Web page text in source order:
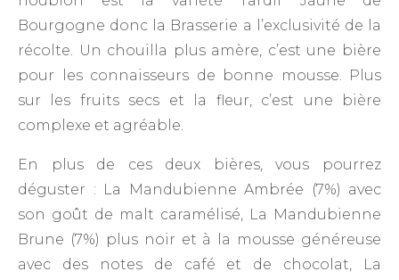
Bourgogne donc la Brasserie a l’exclusivité de la
récolte. Un chouilla plus amère, c’est une bière
pour les connaisseurs de bonne mousse. Plus
sur les fruits secs et la fleur, c’est une bière
complexe et agréable.
En plus de ces deux bières, vous pourrez
déguster : La Mandubienne Ambrée (7%) avec
son goût de malt caramélisé, La Mandubienne
Brune (7%) plus noir et à la mousse généreuse
avec des notes de café et de chocolat, La